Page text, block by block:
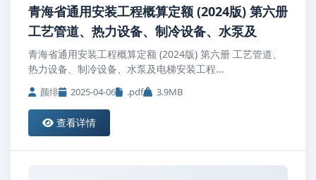
青海省通用安装工程概算定额 (2024版) 第六册
工艺管道、热力设备、制冷设备、水泵及
青海省通用安装工程概算定额 (2024版) 第六册 工艺管道、
热力设备、制冷设备、水泵及电梯安装工程...
颜绯 2025-04-06 .pdf 3.9MB
查看详情